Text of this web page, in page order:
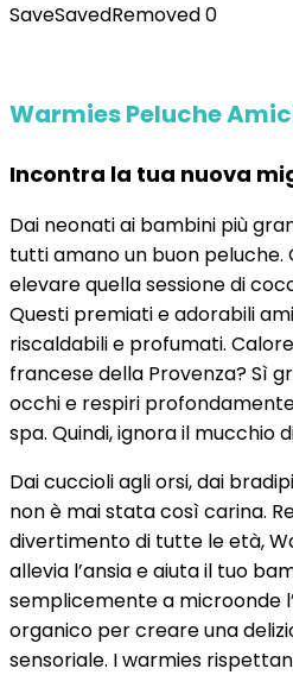
SaveSavedRemoved0
Warmies Peluche
Incontra la tua nuova
Dai neonati ai bambini più
tutti amano un buon peluche.
elevare quella sessione di
Questi premiati e adorabili
riscaldabili e profumati.
francese della Provenza? Sì
occhi e respiri
spa. Quindi, ignora il mucchio
Dai cuccioli agli orsi, dai
non è mai stata così carina.
divertimento di tutte le età,
allevia l’ansia e aiuta il tuo
semplicemente a microonde
organico per creare una
sensoriale. I warmies